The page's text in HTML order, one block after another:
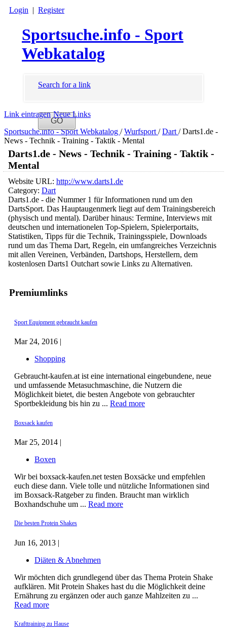
Login | Register
Sportsuche.info - Sport
Webkatalog
Search for a link
Link eintragen Neue Links
Sportsuche.info - Sport Webkatalog / Wurfsport/ Dart/ Darts1.de -
News - Technik - Training - Taktik - Mental
Premiumlinks
Sport Equipment gebraucht kaufen
Mar 24, 2016 |
Shopping
Gebraucht-kaufen.at ist eine international eingebundene, neue
und umfassende Metasuchmaschine, die Nutzern die
Möglichkeit bietet, die besten Angebote von gebrauchter
Sportbekleidung bis hin zu ... Read more
Boxsack kaufen
Mar 25, 2014 |
Boxen
Wir bei boxsack-kaufen.net testen Boxsäcke und empfehlen
euch diese dann. Viele tolle und nützliche Informationen sind
im Boxsack-Ratgeber zu finden. Braucht man wirklich
Boxhandschuhe um ... Read more
Die besten Protein Shakes
Jun 16, 2013 |
Diäten & Abnehmen
Wir möchten dich grundlegend über das Thema Protein Shake
aufklären. Mit Protein Shakes hast du die Möglichkeit deine
Ernährung zu ergänzen oder auch ganze Mahlzeiten zu ...
Read more
Krafttraining zu Hause
Darts1.de - News - Technik - Training - Taktik -
Mental
Website URL: http://www.darts1.de
Category: Dart
Darts1.de - die Nummer 1 für Informationen rund um den
DartsSport. Das Hauptaugenmerk liegt auf dem Trainingsbereich
(physisch und mental). Darüber hinaus: Termine, Interviews mit
deutschen und internationelen Top-Spielern, Spielerportaits,
Statistiken, Tipps für die Technik, Trainingsspiele, Downloads
rund um das Thema Dart, Regeln, ein umfangreiches Verzeichnis
mit allen Vereinen, Verbänden, Dartshops, Herstellern, dem
kostenlosen Darts1 Outchart sowie Links zu Alternativen.